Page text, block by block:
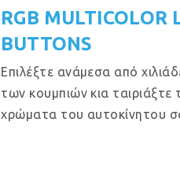
RGB MULTICOLOR
BUTTONS
Επιλέξτε ανάμεσα από
των κουμπιών κια
χρώματα του αυτοκίνητου